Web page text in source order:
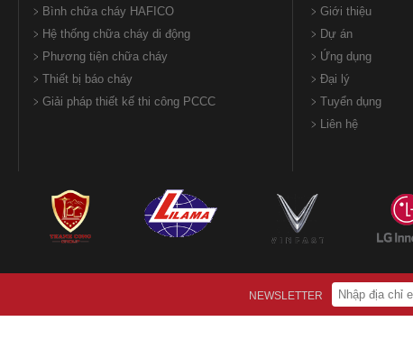
Bình chữa cháy HAFICO
Hệ thống chữa cháy di động
Phương tiện chữa cháy
Thiết bị báo cháy
Giải pháp thiết kế thi công PCCC
Giới thiệu
Dự án
Ứng dụng
Đại lý
Tuyển dụng
Liên hệ
NEWSLETTER